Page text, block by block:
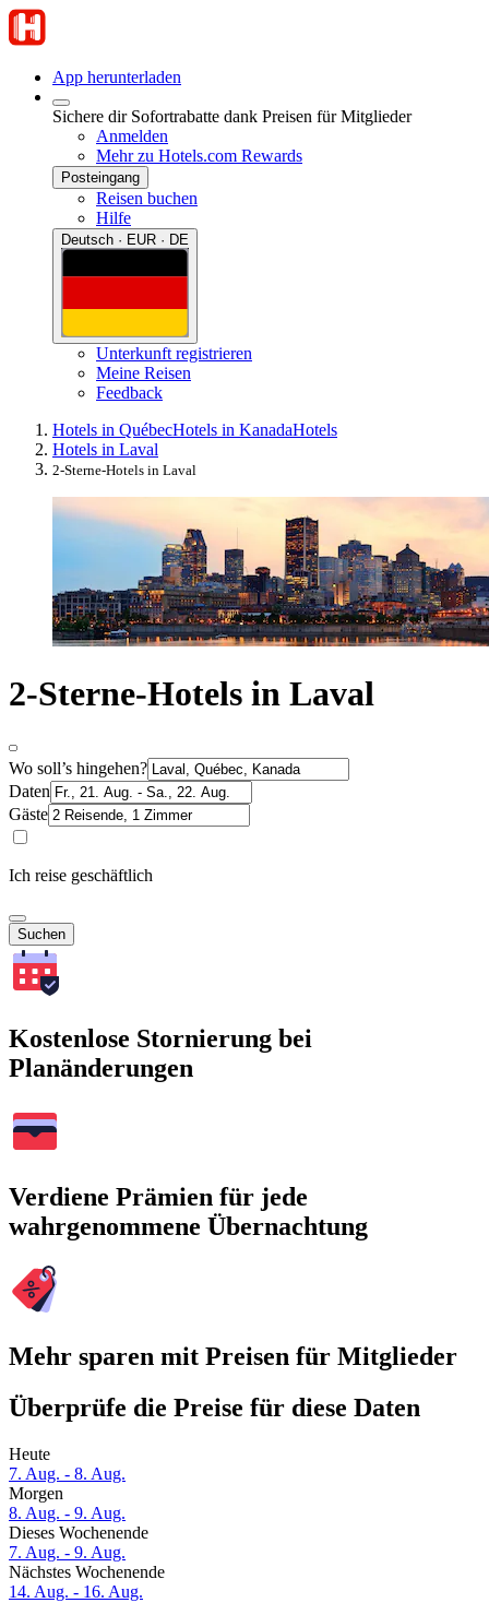
App herunterladen
Sichere dir Sofortrabatte dank Preisen für Mitglieder
Anmelden
Mehr zu Hotels.com Rewards
Posteingang
Reisen buchen
Hilfe
Deutsch · EUR · DE
Unterkunft registrieren
Meine Reisen
Feedback
Hotels in QuébecHotels in KanadaHotels
Hotels in Laval
2-Sterne-Hotels in Laval
2-Sterne-Hotels in Laval
Wo soll’s hingehen?
Daten
Gäste
Ich reise geschäftlich
Suchen
Kostenlose Stornierung bei
Planänderungen
Verdiene Prämien für jede
wahrgenommene Übernachtung
Mehr sparen mit Preisen für Mitglieder
Überprüfe die Preise für diese Daten
Heute
7. Aug. - 8. Aug.
Morgen
8. Aug. - 9. Aug.
Dieses Wochenende
7. Aug. - 9. Aug.
Nächstes Wochenende
14. Aug. - 16. Aug.